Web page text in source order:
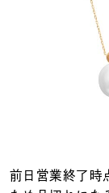
前日営業終了時